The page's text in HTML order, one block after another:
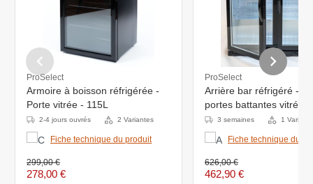
ProSelect
Armoire à boisson réfrigérée -
Porte vitrée - 115L
2-4 jours ouvrés 2 Variantes
Fiche technique du produit
299,00 €
278,00 €
ProSelect
Arrière bar réfrigéré -
portes battantes vitrées
3 semaines 1
Fiche technique du
626,00 €
462,90 €